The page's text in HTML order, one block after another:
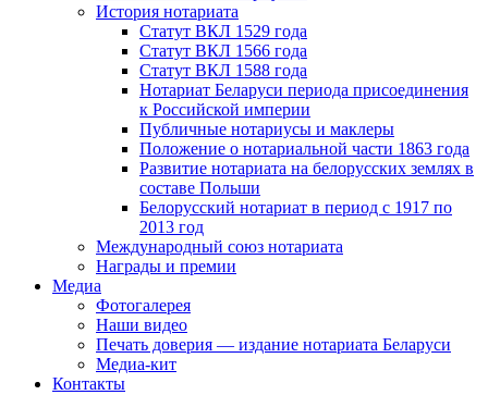
История нотариата
Статут ВКЛ 1529 года
Статут ВКЛ 1566 года
Статут ВКЛ 1588 года
Нотариат Беларуси периода присоединения
к Российской империи
Публичные нотариусы и маклеры
Положение о нотариальной части 1863 года
Развитие нотариата на белорусских землях в
составе Польши
Белорусский нотариат в период с 1917 по
2013 год
Международный союз нотариата
Награды и премии
Медиа
Фотогалерея
Наши видео
Печать доверия — издание нотариата Беларуси
Медиа-кит
Контакты